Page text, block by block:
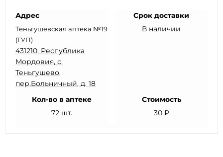
Адрес
Теньгушевская аптека №19
(ГУП)
431210, Республика
Мордовия, с.
Теньгушево,
пер.Больничный, д. 18
Срок доставки
В наличии
Кол-во в аптеке
72 шт.
Стоимость
30 ₽